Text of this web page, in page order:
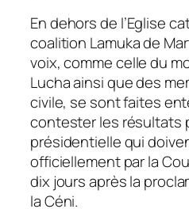
En dehors de l’Eglise
coalition Lamuka de
voix, comme celle du
Lucha ainsi que des
civile, se sont faites
contester les résultats
présidentielle qui
officiellement par la
dix jours après la
la Céni.